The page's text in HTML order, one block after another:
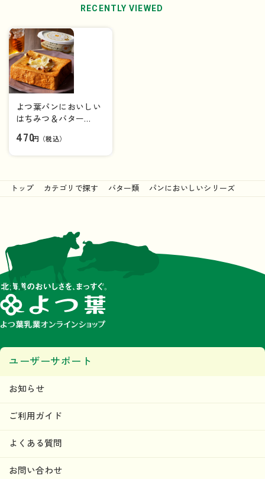
RECENTLY VIEWED
よつ葉パンにおいしい
はちみつ＆バター
470円（税込）
トップ カテゴリで探す バター類 パンにおいしいシリーズ
ユーザーサポート
お知らせ
ご利用ガイド
よくある質問
お問い合わせ